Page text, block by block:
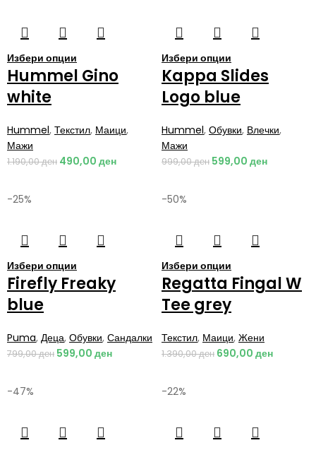
Избери опции
Hummel Gino
white
Hummel, Текстил, Маици,
Мажи
1.190,00ден 490,00 ден
Избери опции
Kappa Slides
Logo blue
Hummel, Обувки, Влечки,
Мажи
999,00ден 599,00 ден
-25%
Избери опции
Firefly Freaky
blue
Puma, Деца, Обувки, Сандалки
799,00ден 599,00 ден
-50%
Избери опции
Regatta Fingal W
Tee grey
Текстил, Маици, Жени
1.390,00ден 690,00 ден
-47% -22%